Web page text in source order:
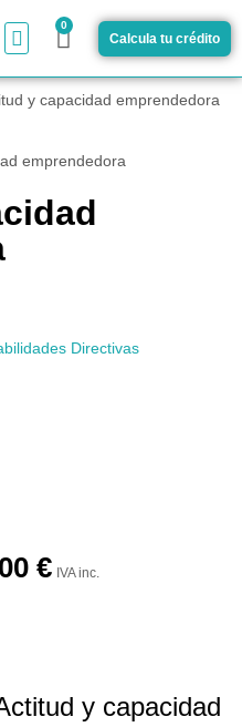
0
Calcula tu crédito
y capacidad emprendedora
Directivas
€ IVA inc.
y capacidad